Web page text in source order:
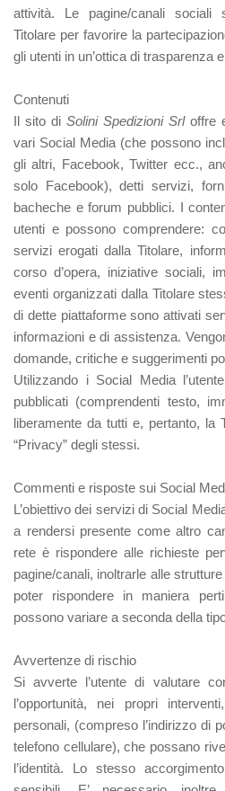
attività. Le pagine/canali sociali
Titolare per favorire la
gli utenti in un’ottica di trasparenza
Contenuti
Il sito di Solini Spedizioni Srl offre
vari Social Media (che possono
gli altri, Facebook, Twitter ecc.,
solo Facebook), detti servizi,
bacheche e forum pubblici. I
utenti e possono comprendere:
servizi erogati dalla Titolare,
corso d’opera, iniziative sociali,
eventi organizzati dalla Titolare
di dette piattaforme sono attivati
informazioni e di assistenza.
domande, critiche e suggerimenti
Utilizzando i Social Media
pubblicati (comprendenti testo,
liberamente da tutti e, pertanto, la
“Privacy” degli stessi.
Commenti e risposte sui Social
L’obiettivo dei servizi di Social
a rendersi presente come altro
rete è rispondere alle richieste
pagine/canali, inoltrarle alle
poter rispondere in maniera
possono variare a seconda della
Avvertenze di rischio
Si avverte l’utente di valutare
l’opportunità, nei propri
personali, (compreso l’indirizzo di
telefono cellulare), che possano
l’identità. Lo stesso